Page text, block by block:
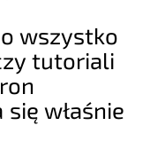
wszystko
tutoriali
właśnie